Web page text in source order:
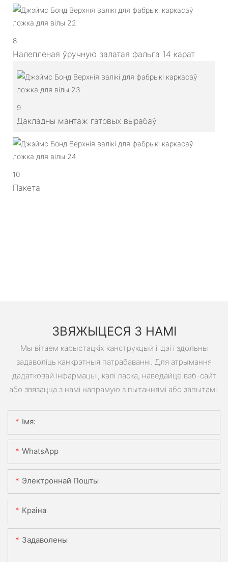
8
Налепленая ўручную залатая фальга 14 карат
9
Дакладны мантаж гатовых вырабаў
10
Пакета
ЗВЯЖЫЦЕСЯ З НАМІ
Мы вітаем карыстацкіх канструкцый і ідэі і здольны
задаволіць канкрэтныя патрабаванні. Для атрымання
дадатковай інфармацыі, калі ласка, наведайце вэб-сайт
або звязацца з намі напрамую з пытаннямі або запытамі.
Імя:
WhatsApp
Электроннай Пошты
Краіна
Задаволены